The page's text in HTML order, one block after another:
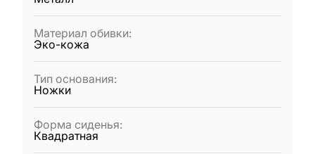
Материал обивки:
Эко-кожа
Тип основания:
Ножки
Форма сиденья:
Квадратная